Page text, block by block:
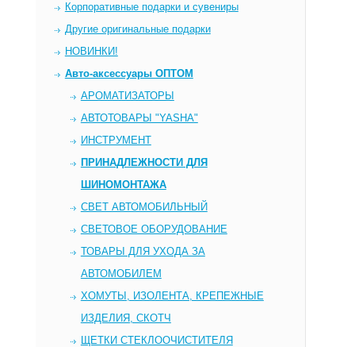
Корпоративные подарки и сувениры
Другие оригинальные подарки
НОВИНКИ!
Авто-аксессуары ОПТОМ
AРОМАТИЗАТОРЫ
АВТОТОВАРЫ "YASHA"
ИНСТРУМЕНТ
ПРИНАДЛЕЖНОСТИ ДЛЯ
ШИНОМОНТАЖА
СВЕТ АВТОМОБИЛЬНЫЙ
СВЕТОВОЕ ОБОРУДОВАНИЕ
ТОВАРЫ ДЛЯ УХОДА ЗА
АВТОМОБИЛЕМ
ХОМУТЫ, ИЗОЛЕНТА, КРЕПЕЖНЫЕ
ИЗДЕЛИЯ, СКОТЧ
ЩЕТКИ СТЕКЛООЧИСТИТЕЛЯ